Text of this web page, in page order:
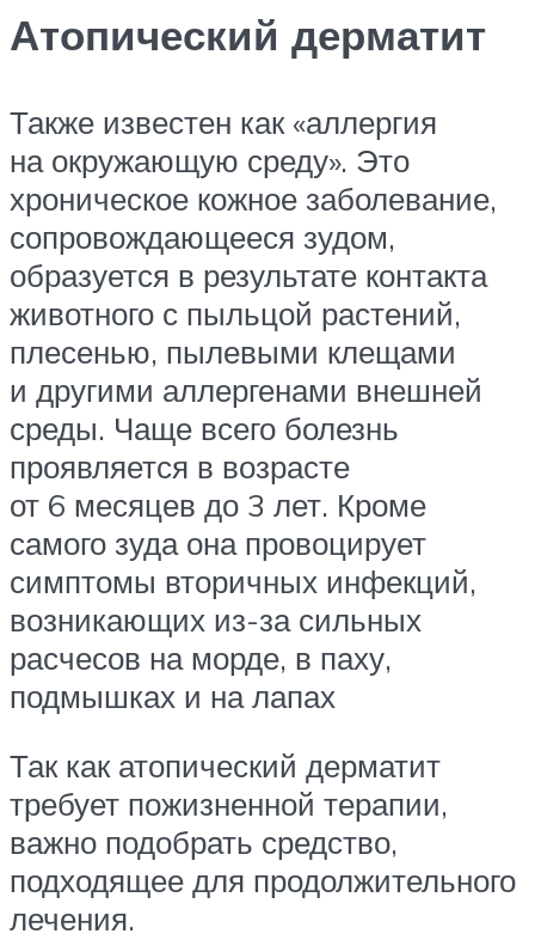
Атопический дерматит
Также известен как «аллергия
на окружающую среду». Это
хроническое кожное заболевание,
сопровождающееся зудом,
образуется в результате контакта
животного с пыльцой растений,
плесенью, пылевыми клещами
и другими аллергенами внешней
среды. Чаще всего болезнь
проявляется в возрасте
от 6 месяцев до 3 лет. Кроме
самого зуда она провоцирует
симптомы вторичных инфекций,
возникающих из-за сильных
расчесов на морде, в паху,
подмышках и на лапах
Так как атопический дерматит
требует пожизненной терапии,
важно подобрать средство,
подходящее для продолжительного
лечения.